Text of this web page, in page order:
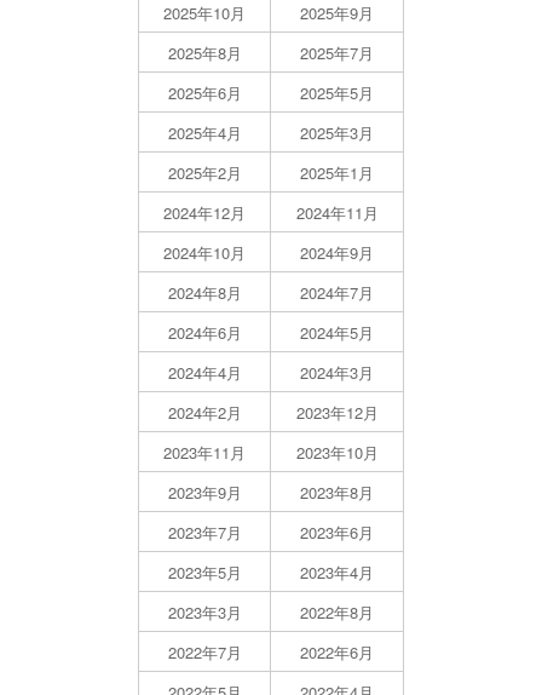
2025年10月
2025年9月
2025年8月
2025年7月
2025年6月
2025年5月
2025年4月
2025年3月
2025年2月
2025年1月
2024年12月
2024年11月
2024年10月
2024年9月
2024年8月
2024年7月
2024年6月
2024年5月
2024年4月
2024年3月
2024年2月
2023年12月
2023年11月
2023年10月
2023年9月
2023年8月
2023年7月
2023年6月
2023年5月
2023年4月
2023年3月
2022年8月
2022年7月
2022年6月